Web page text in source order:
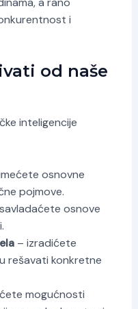
i
od naše
inteligencije
osnovne
pojmove.
osnove
– izradićete
rešavati konkretne
mogućnosti